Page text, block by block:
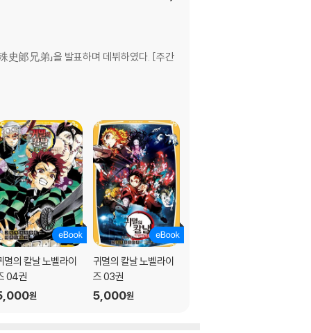
史郞兄弟」을 발표하며 데뷔하였다. [주간
멸의 칼날 노벨라이
04권
원
귀멸의 칼날 노벨라이
즈 03권
5,000원